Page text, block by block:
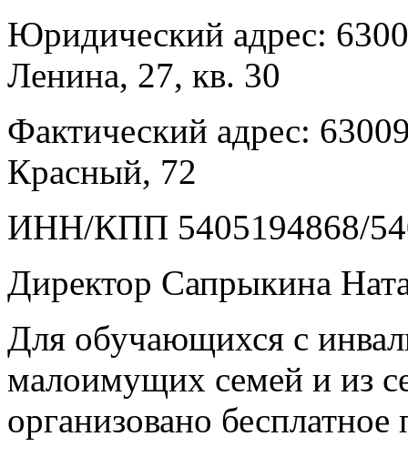
Юридический адрес:
Ленина, 27, кв. 30
Фактический адрес:
Красный, 72
ИНН/КПП 5405194868/
Директор Сапрыкина
Для обучающихся с
малоимущих семей и из
организовано бесплатное